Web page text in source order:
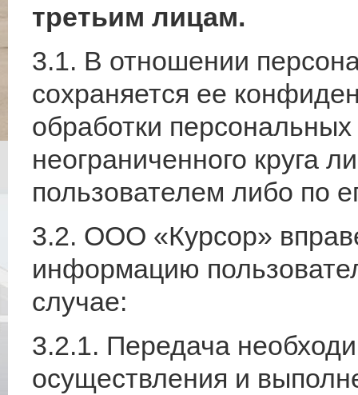
третьим лицам.
3.1. В отношении
сохраняется ее
обработки
неограниченного круга
пользователем либо по
3.2. ООО «Курсор»
информацию
случае:
3.2.1. Передача
осуществления и